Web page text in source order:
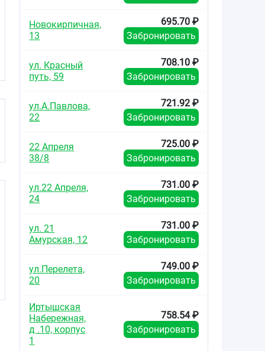
Новокирпичная,
13
695.70 ₽
Забронировать
ул. Красный
путь, 59
708.10 ₽
Забронировать
ул.А.Павлова,
22
721.92 ₽
Забронировать
22 Апреля
38/8
725.00 ₽
Забронировать
ул.22 Апреля,
24
731.00 ₽
Забронировать
ул. 21
Амурская, 12
731.00 ₽
Забронировать
ул.Перелета,
20
749.00 ₽
Забронировать
Иртышская
Набережная,
д .10, корпус
1
758.54 ₽
Забронировать